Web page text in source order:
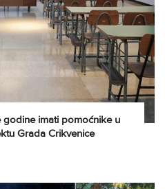
godine imati pomoćnike u
Grada Crikvenice